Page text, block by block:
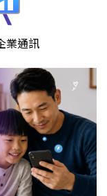
業通訊